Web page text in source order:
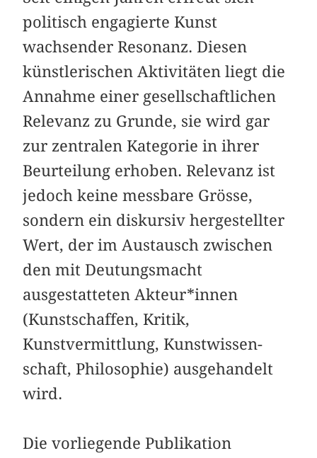
politisch engagierte Kunst
wachsender Resonanz. Diesen
künstlerischen Aktivitäten liegt die
Annahme einer gesellschaftlichen
Relevanz zu Grunde, sie wird gar
zur zentralen Kategorie in ihrer
Beurtei­lung erhoben. Relevanz ist
jedoch keine messbare Grösse,
sondern ein diskursiv hergestellter
Wert, der im Austausch zwischen
den mit Deutungsmacht
ausgestatteten Akteur*in­nen
(Kunstschaffen, Kritik,
Kunstvermittlung, Kunstwissen­
schaft, Philosophie) ausgehandelt
wird.
Die vorliegende Publikation